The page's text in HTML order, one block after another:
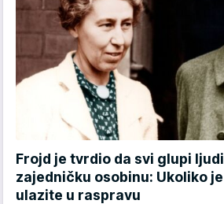
Frojd je tvrdio da svi glupi
zajedničku osobinu: Ukoliko
ulazite u raspravu